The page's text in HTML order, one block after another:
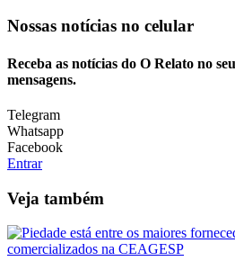
Nossas notícias no celular
Receba as notícias do O Relato no
mensagens.
Telegram
Whatsapp
Facebook
Entrar
Veja também